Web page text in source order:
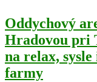
Oddychový
Hradovou pri
na relax,
farmy